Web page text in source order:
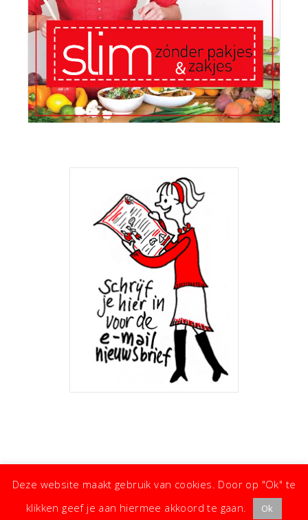
Deze website maakt gebruik van cookies. Door op "Ok" te
klikken geef je aan hiermee akkoord te gaan.
Ok